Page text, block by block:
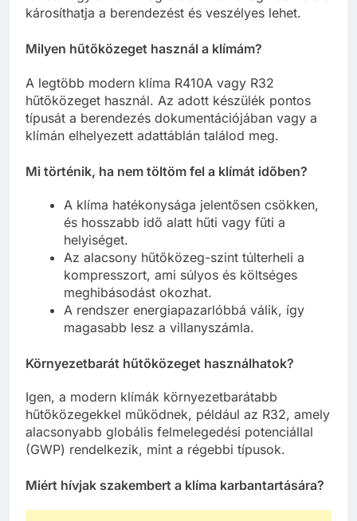
károsíthatja a berendezést és veszélyes lehet.
Milyen hűtőközeget használ a klímám?
A legtöbb modern klíma R410A vagy R32
hűtőközeget használ. Az adott készülék pontos
típusát a berendezés dokumentációjában vagy a
klímán elhelyezett adattáblán találod meg.
Mi történik, ha nem töltöm fel a klímát időben?
A klíma hatékonysága jelentősen csökken,
és hosszabb idő alatt hűti vagy fűti a
helyiséget.
Az alacsony hűtőközeg-szint túlterheli a
kompresszort, ami súlyos és költséges
meghibásodást okozhat.
A rendszer energiapazarlóbbá válik, így
magasabb lesz a villanyszámla.
Környezetbarát hűtőközeget használhatok?
Igen, a modern klímák környezetbarátabb
hűtőközegekkel működnek, például az R32, amely
alacsonyabb globális felmelegedési potenciállal
(GWP) rendelkezik, mint a régebbi típusok.
Miért hívjak szakembert a klíma karbantartására?